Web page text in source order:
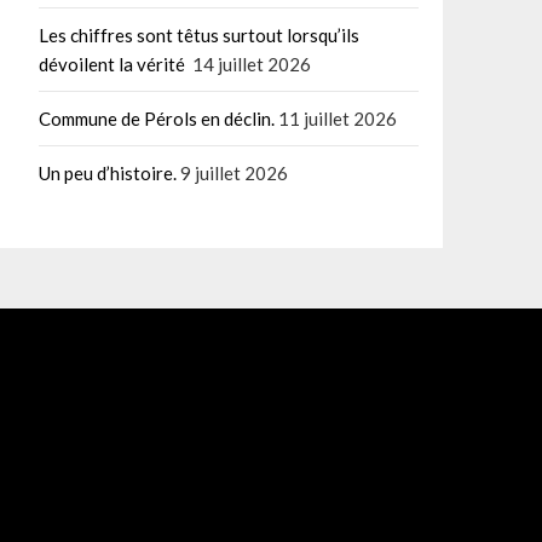
Les chiffres sont têtus surtout lorsqu’ils
dévoilent la vérité 14 juillet 2026
Commune de Pérols en déclin. 11 juillet 2026
Un peu d’histoire.9 juillet 2026